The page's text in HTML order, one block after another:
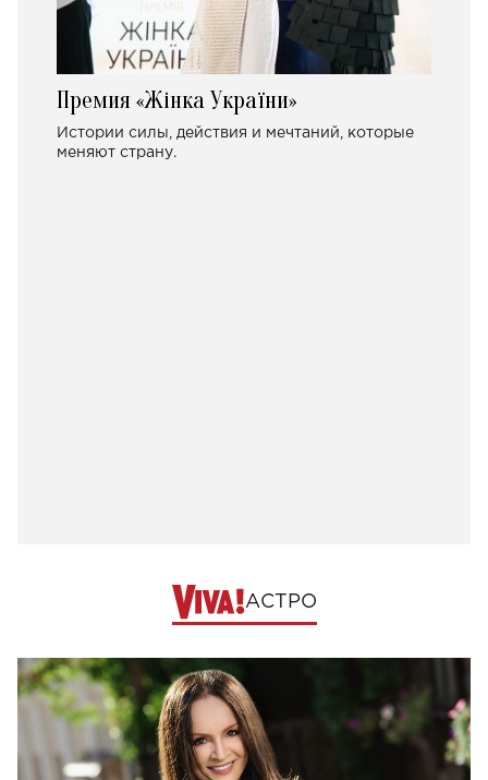
Премия «Жінка України»
Истории силы, действия и мечтаний, которые
меняют страну.
АСТРО